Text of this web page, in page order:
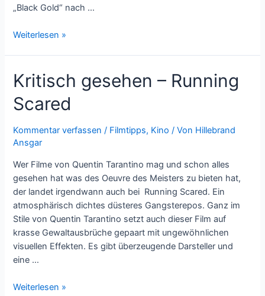
„Black Gold“ nach …
Kritisch
Black
Gold
von
Jacques
Annaud
Weiterlesen »
Kritisch gesehen – Running
Scared
Kommentar verfassen / Filmtipps, Kino / Von Hillebrand
Ansgar
Wer Filme von Quentin Tarantino mag und schon alles
gesehen hat was des Oeuvre des Meisters zu bieten hat,
der landet irgendwann auch bei Running Scared. Ein
atmosphärisch dichtes düsteres Gangsterepos. Ganz im
Stile von Quentin Tarantino setzt auch dieser Film auf
krasse Gewaltausbrüche gepaart mit ungewöhnlichen
visuellen Effekten. Es gibt überzeugende Darsteller und
eine …
Kritisch
Weiterlesen »